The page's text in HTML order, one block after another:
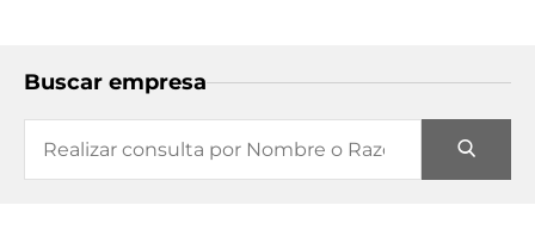
Buscar empresa